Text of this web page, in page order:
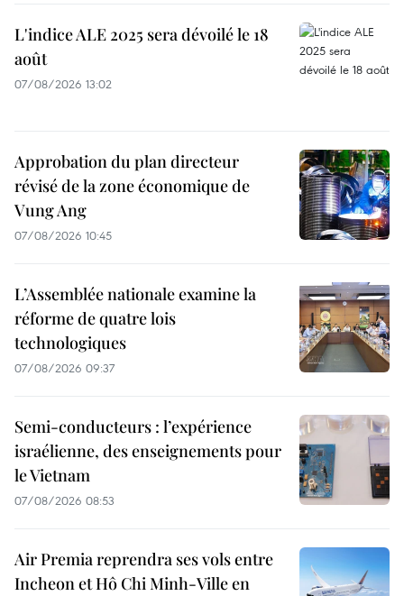
L'indice ALE 2025 sera dévoilé le 18
août
07/08/2026 13:02
Approbation du plan directeur
révisé de la zone économique de
Vung Ang
07/08/2026 10:45
L’Assemblée nationale examine la
réforme de quatre lois
technologiques
07/08/2026 09:37
Semi-conducteurs : l’expérience
israélienne, des enseignements pour
le Vietnam
07/08/2026 08:53
Air Premia reprendra ses vols entre
Incheon et Hô Chi Minh-Ville en